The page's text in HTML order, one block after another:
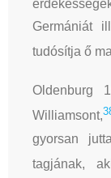
Germániát
tudósítja ő
Oldenburg
Williamsont,
gyorsan
tagjának,